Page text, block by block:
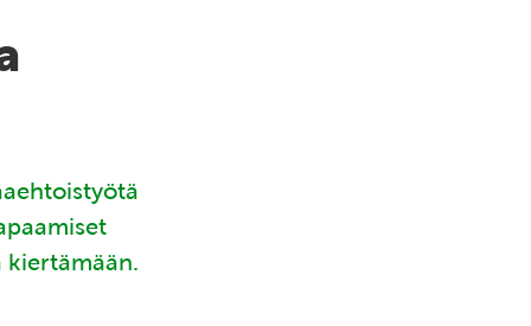
kiertämään.